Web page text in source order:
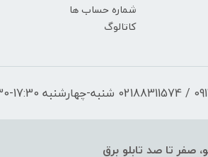
شماره حساب ها
کاتالوگ
صفر تا صد تابلو برق